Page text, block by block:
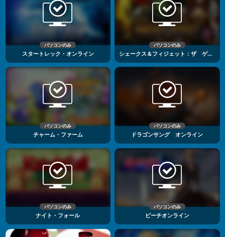
パソコンのみ
スタートレック・オンライン
パソコンのみ
シェークス＆フィジェット：ザ ゲーム
パソコンのみ
チャーム・ファーム
パソコンのみ
ドラゴンサング オンライン
パソコンのみ
ナイト・フォール
パソコンのみ
ビーチオンライン